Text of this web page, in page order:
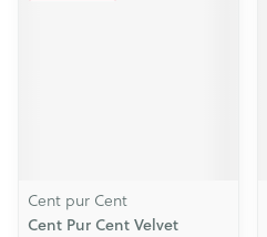
Cent pur Cent
Cent Pur Cent Velvet